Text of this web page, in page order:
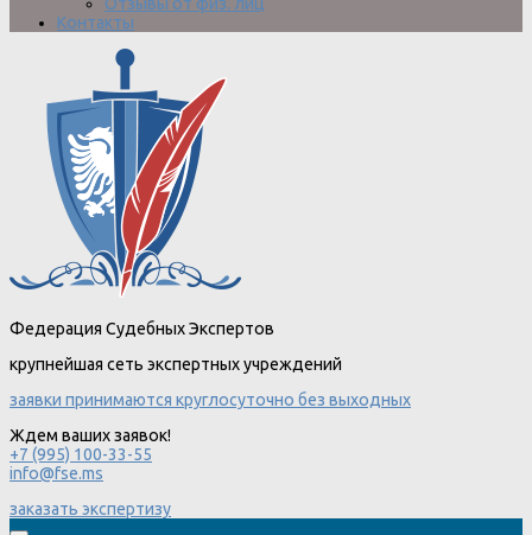
Отзывы от физ. лиц
Контакты
Федерация Судебных Экспертов
крупнейшая сеть экспертных учреждений
заявки принимаются круглосуточно без выходных
Ждем ваших заявок!
+7 (995) 100-33-55
info@fse.ms
заказать экспертизу